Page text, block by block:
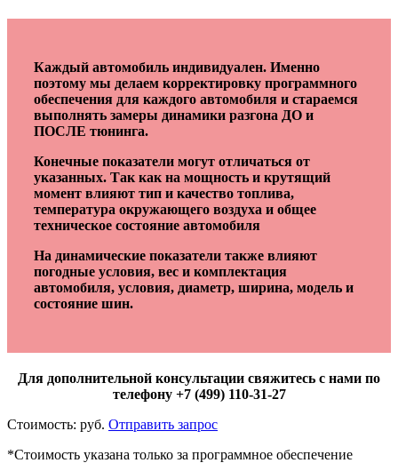
Каждый автомобиль индивидуален. Именно
поэтому мы делаем корректировку программного
обеспечения для каждого автомобиля и стараемся
выполнять замеры динамики разгона ДО и
ПОСЛЕ тюнинга.
Конечные показатели могут отличаться от
указанных. Так как на мощность и крутящий
момент влияют тип и качество топлива,
температура окружающего воздуха и общее
техническое состояние автомобиля
На динамические показатели также влияют
погодные условия, вес и комплектация
автомобиля, условия, диаметр, ширина, модель и
состояние шин.
Для дополнительной консультации свяжитесь с нами по
телефону +7 (499) 110-31-27
Стоимость: руб. Отправить запрос
*Стоимость указана только за программное обеспечение